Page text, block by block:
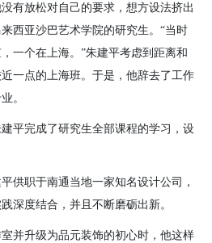
有放松对自己的要求，想方设法挤出
西亚沙巴艺术学院的研究生。“当时
一个在上海。”朱建平考虑到距离和
一点的上海班。于是，他辞去了工作
。
平完成了研究生全部课程的学习，设
供职于南通当地一家知名设计公司，
深度结合，并且不断磨砺出新。
并升级为品元装饰的初心时，他这样